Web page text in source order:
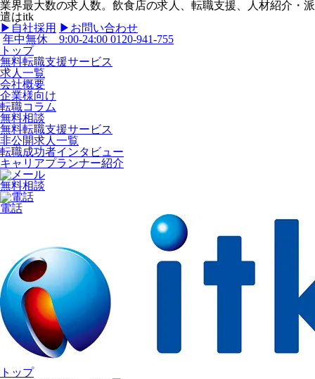
業界最大数の求人数。飲食店の求人、転職支援、人材紹介・派
遣はitk
▶︎自社採用 ▶︎お問い合わせ
年中無休 9:00-24:00 0120-941-755
トップ
無料転職支援サービス
求人一覧
会社概要
企業様向け
転職コラム
無料相談
無料転職支援サービス
非公開求人一覧
転職成功者インタビュー
キャリアプランナー紹介
無料相談
電話
トップ